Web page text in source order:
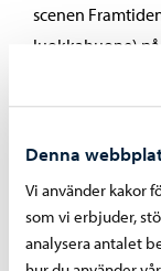
Denna
Vi använder kakor
som vi erbjuder,
analysera antalet
scenen
luokkahuone)
kl. 11
kl. 14 Jari
erfarenheter
Borgå
kokemuksia